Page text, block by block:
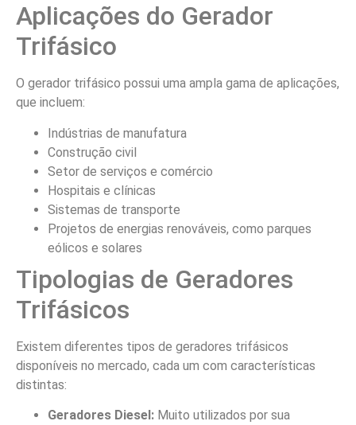
Aplicações do Gerador
Trifásico
O gerador trifásico possui uma ampla gama de aplicações,
que incluem:
Indústrias de manufatura
Construção civil
Setor de serviços e comércio
Hospitais e clínicas
Sistemas de transporte
Projetos de energias renováveis, como parques
eólicos e solares
Tipologias de Geradores
Trifásicos
Existem diferentes tipos de geradores trifásicos
disponíveis no mercado, cada um com características
distintas:
Geradores Diesel: Muito utilizados por sua